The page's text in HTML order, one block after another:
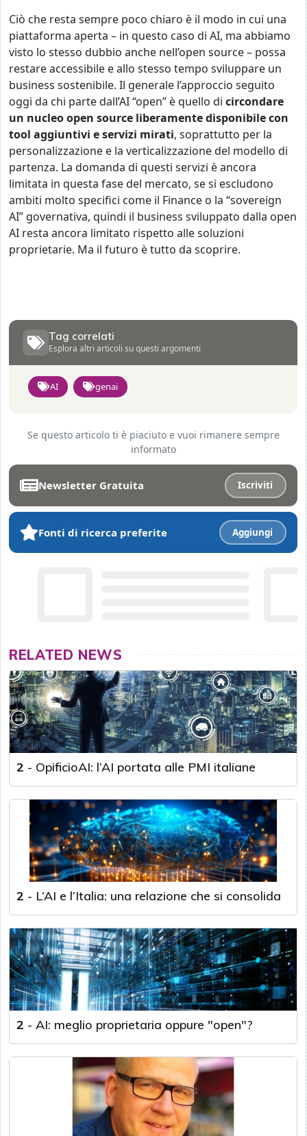
Ciò che resta sempre poco chiaro è il modo in cui una
piattaforma aperta – in questo caso di AI, ma abbiamo
visto lo stesso dubbio anche nell’open source – possa
restare accessibile e allo stesso tempo sviluppare un
business sostenibile. Il generale l’approccio seguito
oggi da chi parte dall’AI “open” è quello di circondare
un nucleo open source liberamente disponibile con
tool aggiuntivi e servizi mirati, soprattutto per la
personalizzazione e la verticalizzazione del modello di
partenza. La domanda di questi servizi è ancora
limitata in questa fase del mercato, se si escludono
ambiti molto specifici come il Finance o la “sovereign
AI” governativa, quindi il business sviluppato dalla open
AI resta ancora limitato rispetto alle soluzioni
proprietarie. Ma il futuro è tutto da scoprire.
Tag correlati
Esplora altri articoli su questi argomenti
AI genai
Se questo articolo ti è piaciuto e vuoi rimanere sempre
informato
Newsletter Gratuita Iscriviti
Fonti di ricerca preferite Aggiungi
RELATED NEWS
2 - OpificioAI: l’AI portata alle PMI italiane
2 - L’AI e l’Italia: una relazione che si consolida
2 - AI: meglio proprietaria oppure "open"?